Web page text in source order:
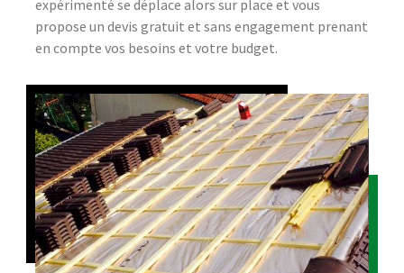
expérimenté se déplace alors sur place et vous
propose un devis gratuit et sans engagement prenant
en compte vos besoins et votre budget.